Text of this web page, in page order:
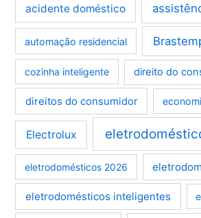
acidente doméstico
automação residencial
cozinha inteligente direito do
direitos do consumidor
Electrolux
eletrodomésticos 2026
eletrodomésticos inteligentes